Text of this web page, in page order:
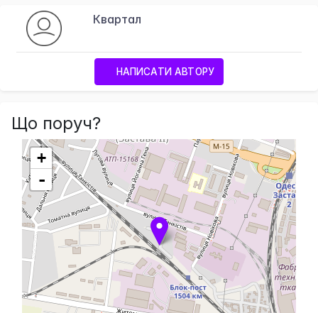
Квартал
НАПИСАТИ АВТОРУ
Що поруч?
+
-